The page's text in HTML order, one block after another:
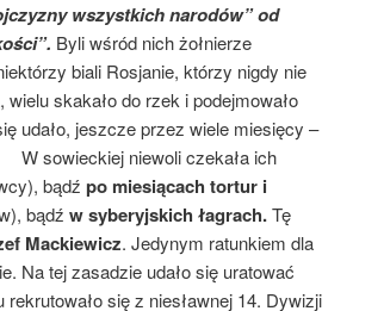
wszystkich narodów” od
Byli wśród nich żołnierze
biali Rosjanie, którzy nigdy nie
skakało do rzek i podejmowało
udało, jeszcze przez wiele miesięcy –
sowieckiej niewoli czekała ich
bądź po miesiącach tortur i
bądź w syberyjskich łagrach.Tę
Mackiewicz. Jedynym ratunkiem dla
Na tej zasadzie udało się uratować
się z niesławnej 14. Dywizji